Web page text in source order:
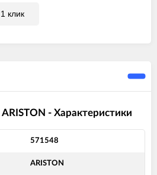
клик
- Характеристики
571548
ARISTON